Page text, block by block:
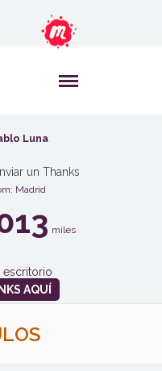
Luna
un Thanks
Madrid
miles
escritorio
AQUÍ